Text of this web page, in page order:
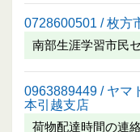
0728600501 / 枚方
南部生涯学習市民
0963889449 / ヤマ
本引越支店
荷物配達時間の連